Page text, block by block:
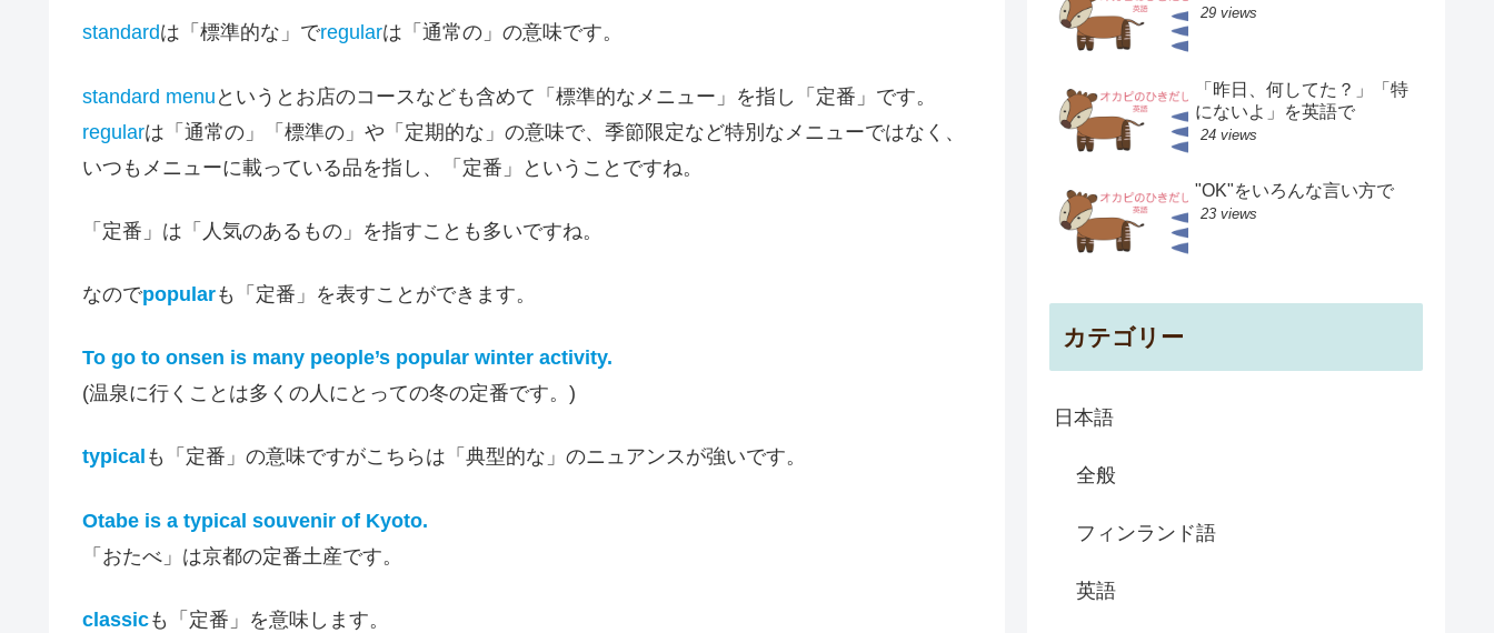
standardは「標準的な」でregularは「通常の」の意味です。
standard menu というとお店のコースなども含めて「標準的なメニュー」を指し「定番」です。
regularは「通常の」「標準の」や「定期的な」の意味で、季節限定など特別なメニューではなく、
いつもメニューに載っている品を指し、「定番」ということですね。
「定番」は「人気のあるもの」を指すことも多いですね。
なのでpopularも「定番」を表すことができます。
To go to onsen is many people’s popular winter activity.
(温泉に行くことは多くの人にとっての冬の定番です。)
typical も「定番」の意味ですがこちらは「典型的な」のニュアンスが強いです。
Otabe is a typical souvenir of Kyoto.
「おたべ」は京都の定番土産です。
classicも「定番」を意味します。
29 views
「昨日、何してた？」「特
にないよ」を英語で
24 views
"OK"をいろんな言い方で
23 views
カテゴリー
日本語
全般
フィンランド語
英語